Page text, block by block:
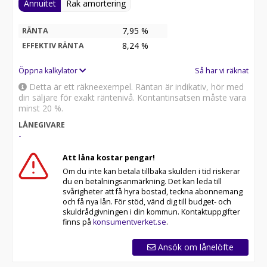
Annuitet Rak amortering
RÄNTA 7,95 %
EFFEKTIV RÄNTA 8,24 %
Öppna kalkylator Så har vi räknat
Detta är ett räkneexempel. Räntan är indikativ, hör med
din säljare för exakt räntenivå. Kontantinsatsen måste vara
minst 20 %.
LÅNEGIVARE
-
Att låna kostar pengar!
Om du inte kan betala tillbaka skulden i tid riskerar
du en betalningsanmärkning. Det kan leda till
svårigheter att få hyra bostad, teckna abonnemang
och få nya lån. För stöd, vänd dig till budget- och
skuldrådgivningen i din kommun. Kontaktuppgifter
finns på konsumentverket.se.
Ansök om lånelöfte